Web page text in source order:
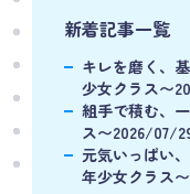
新着記事一覧
キレを磨く、
少女クラス〜
組手で積む、
ス〜2026/07/
元気いっぱい
年少女クラス